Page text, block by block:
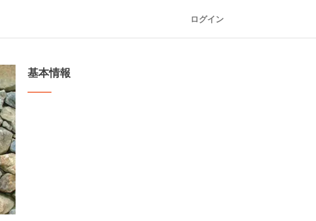
ログイン
基本情報